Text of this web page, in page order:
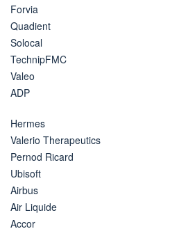
Forvia
Quadient
Solocal
TechnipFMC
Valeo
ADP
Hermes
Valerio Therapeutics
Pernod Ricard
Ubisoft
Airbus
Air Liquide
Accor